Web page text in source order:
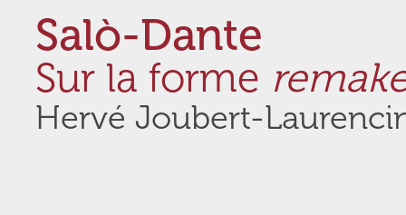
Salò-Dante
Sur la forme
Hervé Joubert-